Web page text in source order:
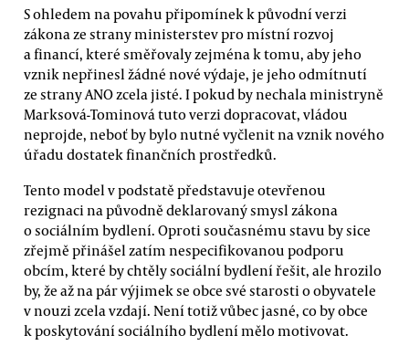
S ohledem na povahu připomínek k původní verzi
zákona ze strany ministerstev pro místní rozvoj
a financí, které směřovaly zejména k tomu, aby jeho
vznik nepřinesl žádné nové výdaje, je jeho odmítnutí
ze strany ANO zcela jisté. I pokud by nechala ministryně
Marksová-Tominová tuto verzi dopracovat, vládou
neprojde, neboť by bylo nutné vyčlenit na vznik nového
úřadu dostatek finančních prostředků.
Tento model v podstatě představuje otevřenou
rezignaci na původně deklarovaný smysl zákona
o sociálním bydlení. Oproti současnému stavu by sice
zřejmě přinášel zatím nespecifikovanou podporu
obcím, které by chtěly sociální bydlení řešit, ale hrozilo
by, že až na pár výjimek se obce své starosti o obyvatele
v nouzi zcela vzdají. Není totiž vůbec jasné, co by obce
k poskytování sociálního bydlení mělo motivovat.